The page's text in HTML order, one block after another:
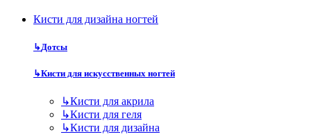
Кисти для дизайна ногтей
↳Дотсы
↳Кисти для искусственных ногтей
↳Кисти для акрила
↳Кисти для геля
↳Кисти для дизайна